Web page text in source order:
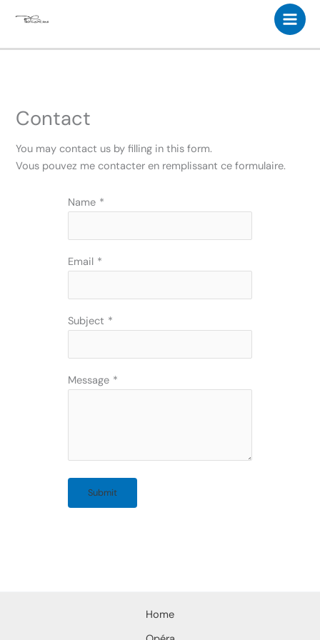
Contact
You may contact us by filling in this form.
Vous pouvez me contacter en remplissant ce formulaire.
Name *
Email *
Subject *
Message *
Submit
Home